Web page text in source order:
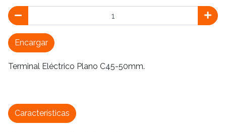
Encargar
Terminal Eléctrico Plano C45-50mm.
Características